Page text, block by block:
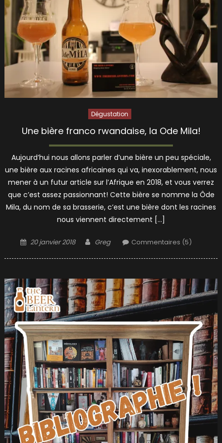
Dégustation
Une bière franco rwandaise, la Ode Mila!
Aujourd’hui nous allons parler d’une bière un peu spéciale,
une bière aux racines africaines qui va, inexorablement, nous
mener à un futur article sur l’Afrique en 2018, et vous verrez
que c’est assez passionnant! Cette bière se nomme la Ôde
Mila, du nom de sa brasserie, c’est une bière dont les racines
nous viennent directement […]
Posted
20 janvier 2018 Author
Greg Commentaires (5)